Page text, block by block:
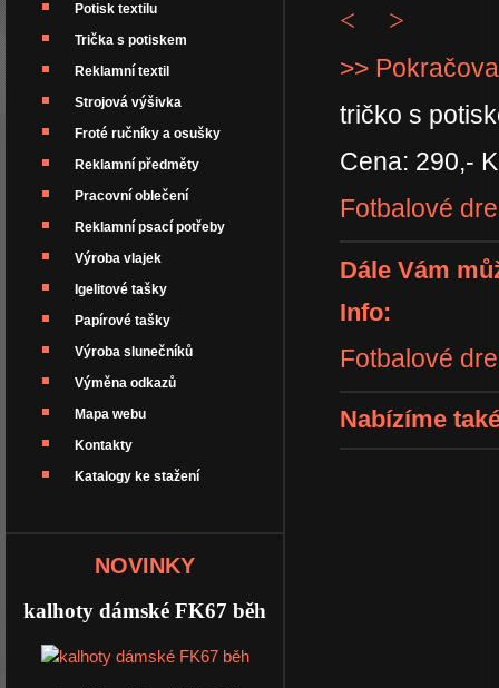
Potisk textilu
Trička s potiskem
Reklamní textil
Strojová výšivka
Froté ručníky a osušky
Reklamní předměty
Pracovní oblečení
Reklamní psací potřeby
Výroba vlajek
Igelitové tašky
Papírové tašky
Výroba slunečníků
Výměna odkazů
Mapa webu
Kontakty
Katalogy ke stažení
NOVINKY
kalhoty dámské FK67 běh
< >
>>
tričko s
Cena: 290,-
Fotbalové
Dále Vám
Info:
Fotbalové
Nabízíme